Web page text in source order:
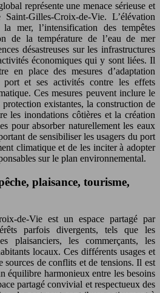
représente une menace sérieuse et
Gilles-Croix-de-Vie. L’élévation
mer, l’intensification des tempêtes
de la température de l’eau de mer
désastreuses sur les infrastructures
économiques qui y sont liées. Il
en place des mesures d’adaptation
et ses activités contre les effets
Ces mesures peuvent inclure le
existantes, la construction de
les inondations côtières et la création
pour absorber naturellement les eaux
de sensibiliser les usagers du port
climatique et de les inciter à adopter
sur le plan environnemental.
plaisance, tourisme,
de-Vie est un espace partagé par
parfois divergents, tels que les
plaisanciers, les commerçants, les
locaux. Ces différents usages et
sources de conflits et de tensions. Il est
équilibre harmonieux entre les besoins
partagé convivial et respectueux des